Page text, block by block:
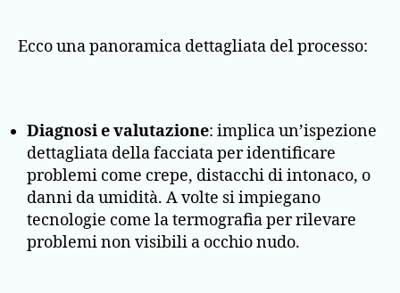
Ecco una panoramica dettagliata del processo:
Diagnosi e valutazione: implica un’ispezione
dettagliata della facciata per identificare
problemi come crepe, distacchi di intonaco, o
danni da umidità. A volte si impiegano
tecnologie come la termografia per rilevare
problemi non visibili a occhio nudo.